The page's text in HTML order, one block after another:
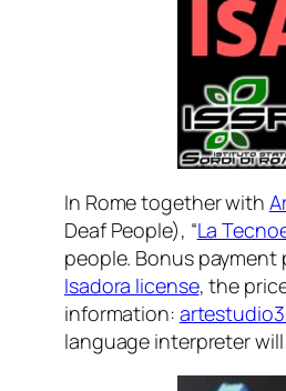
In Rome together with
Deaf People), “La
people. Bonus payment
Isadora license, the
information:
language interpreter